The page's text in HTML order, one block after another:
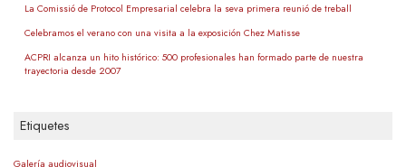
La Comissió de Protocol Empresarial celebra la seva primera reunió de treball
Celebramos el verano con una visita a la exposición Chez Matisse
ACPRI alcanza un hito histórico: 500 profesionales han formado parte de nuestra
trayectoria desde 2007
Etiquetes
Galería audiovisual